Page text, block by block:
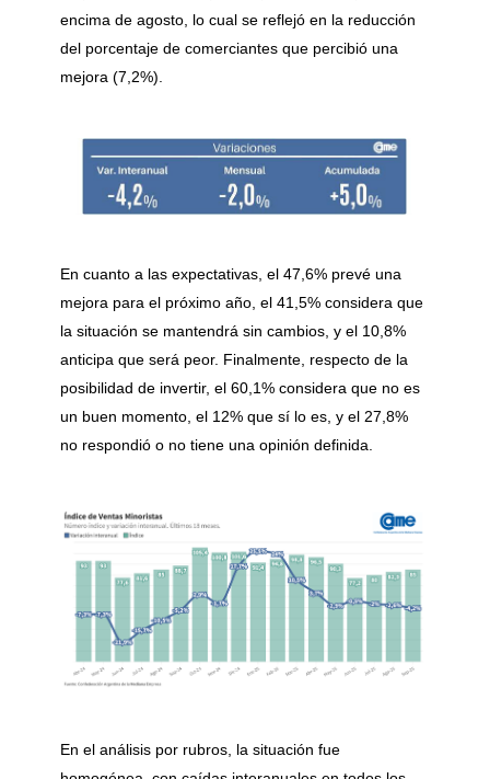
encima de agosto, lo cual se reflejó en la reducción
del porcentaje de comerciantes que percibió una
mejora (7,2%).
En cuanto a las expectativas, el 47,6% prevé una
mejora para el próximo año, el 41,5% considera que
la situación se mantendrá sin cambios, y el 10,8%
anticipa que será peor. Finalmente, respecto de la
posibilidad de invertir, el 60,1% considera que no es
un buen momento, el 12% que sí lo es, y el 27,8%
no respondió o no tiene una opinión definida.
En el análisis por rubros, la situación fue